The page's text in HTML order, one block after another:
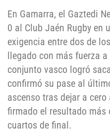
En Gamarra, el Gaztedi
0 al Club Jaén Rugby en
exigencia entre dos de
llegado con más fuerza
conjunto vasco logró
confirmó su pase al
ascenso tras dejar a
firmado el resultado más
cuartos de final.